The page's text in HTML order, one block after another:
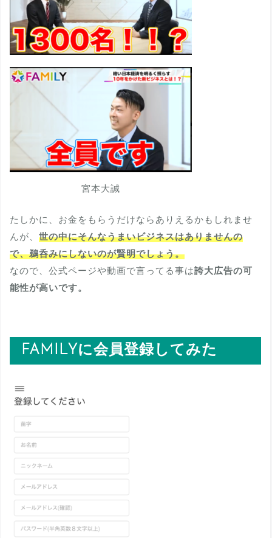
宮本大誠
たしかに、お金をもらうだけならありえるかもしれませ
んが、 世の中にそんなうまいビジネスはありませんの
で、鵜呑みにしないのが賢明でしょう。
なので、公式ページや動画で言ってる事は誇大広告の可
能性が高いです。
FAMILYに会員登録してみた